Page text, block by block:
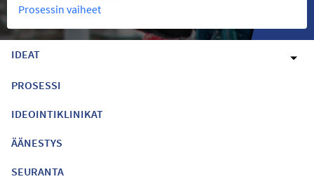
Prosessin vaiheet
IDEAT
PROSESSI
IDEOINTIKLINIKAT
ÄÄNESTYS
SEURANTA